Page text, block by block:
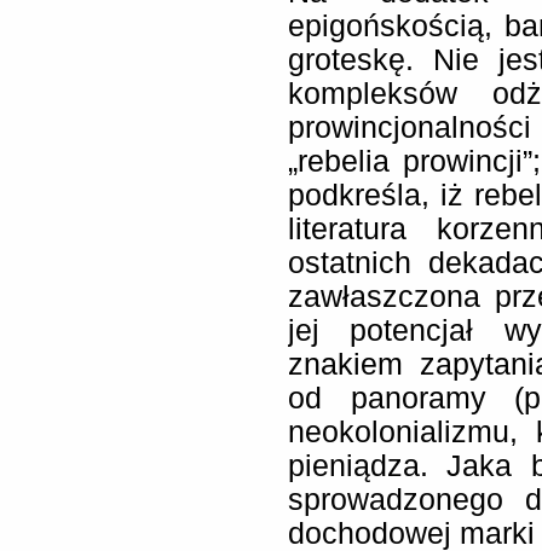
epigońskością,
groteskę. Nie
kompleksów
„rebelia
podkreśla, iż
literatura
ostatnich
zawłaszczona
jej potencjał
znakiem
od panoramy
pieniądza. Jaka
sprowadzonego
dochodowej